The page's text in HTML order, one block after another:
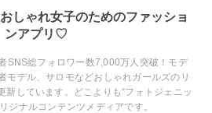
しゃれ女子のためのファッショ
ンアプリ♡
SNS総フォロワー数7,000万人突破！モデ
モデル、サロモなどおしゃれガールズのリ
新しています。どこよりも“フォトジェニッ
ジナルコンテンツメディアです。